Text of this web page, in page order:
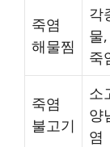
죽염
해물찜
각
물
죽
죽염
불고기
소
양
염